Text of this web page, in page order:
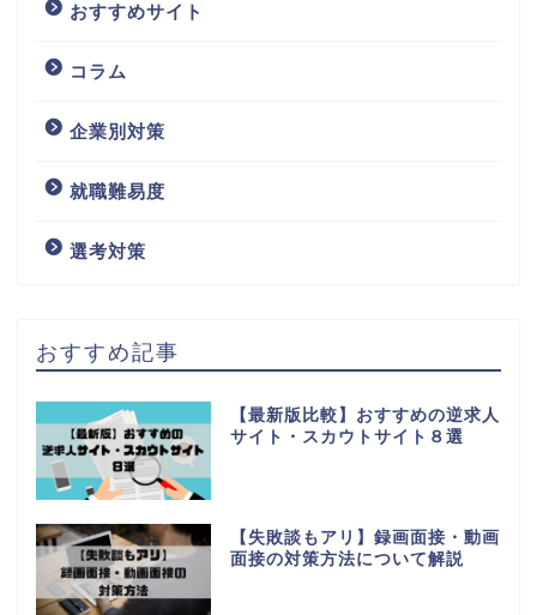
おすすめサイト
コラム
企業別対策
就職難易度
選考対策
おすすめ記事
【最新版比較】おすすめの逆求人
サイト・スカウトサイト８選
【失敗談もアリ】録画面接・動画
面接の対策方法について解説